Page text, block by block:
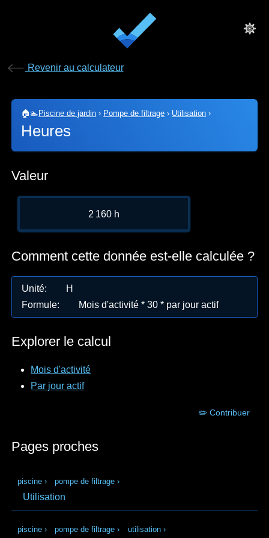
Revenir au calculateur
🏠🏊 Piscine de jardin › Pompe de filtrage › Utilisation ›
Heures
Valeur
2 160 h
Comment cette donnée est-elle calculée ?
Unité:
H
Formule: Mois d'activité * 30 * par jour actif
Explorer le calcul
Mois d'activité
Par jour actif
✏️ Contribuer
Pages proches
piscine › pompe de filtrage ›
Utilisation
piscine › pompe de filtrage › utilisation ›